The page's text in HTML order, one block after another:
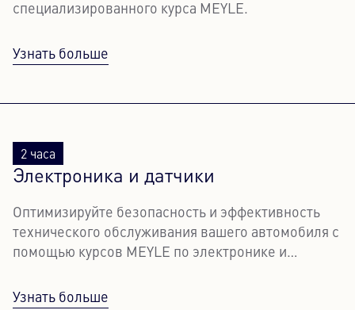
специализированного курса MEYLE.
Узнать больше
2 часа
Электроника и датчики
Оптимизируйте безопасность и эффективность
технического обслуживания вашего автомобиля с
помощью курсов MEYLE по электронике и
Узнать больше